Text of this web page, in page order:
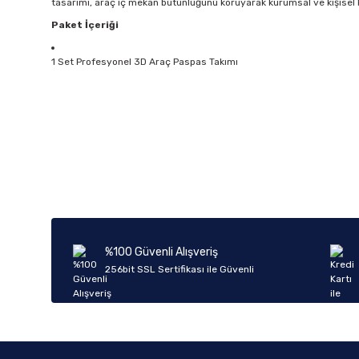
tasarımı, araç iç mekan bütünlüğünü koruyarak kurumsal ve
Paket İçeriği
1 Set Profesyonel 3D Araç Paspas Takımı
Ürün fiyatı diğer sitelerden daha pahalı.
Bu ürüne benzer farklı alternatifler olmalı.
%100 Güvenli Alışveriş
256bit SSL Sertifikası ile Güvenli